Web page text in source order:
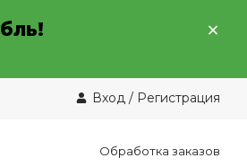
Вход / Регистрация
Обработка заказов